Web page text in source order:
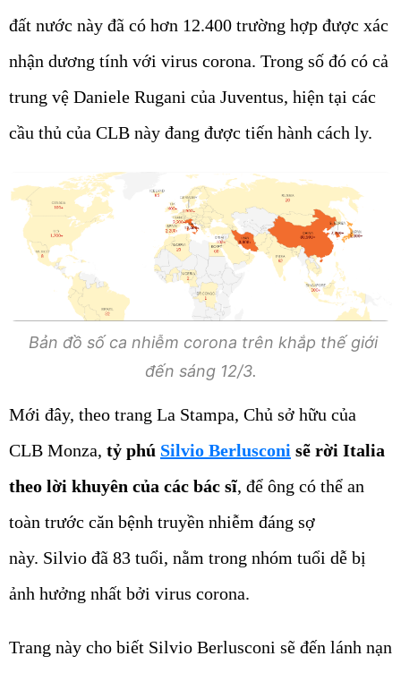
đất nước này đã có hơn 12.400 trường hợp được xác
nhận dương tính với virus corona. Trong số đó có cả
trung vệ Daniele Rugani của Juventus, hiện tại các
cầu thủ của CLB này đang được tiến hành cách ly.
Bản đồ số ca nhiễm corona trên khắp thế giới
đến sáng 12/3.
Mới đây, theo trang La Stampa, Chủ sở hữu của
CLB Monza, tỷ phú Silvio Berlusconi sẽ rời Italia
theo lời khuyên của các bác sĩ, để ông có thể an
toàn trước căn bệnh truyền nhiễm đáng sợ
này. Silvio đã 83 tuổi, nằm trong nhóm tuổi dễ bị
ảnh hưởng nhất bởi virus corona.
Trang này cho biết Silvio Berlusconi sẽ đến lánh nạn